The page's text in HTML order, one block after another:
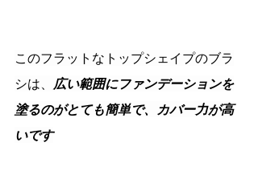
このフラットなトップシェイプのブラ
シは、 広い範囲にファンデーションを
塗るのがとても簡単で、カバー力が高
いです